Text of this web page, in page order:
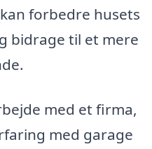
forbedre husets
bidrage til et mere
med et firma,
med garage